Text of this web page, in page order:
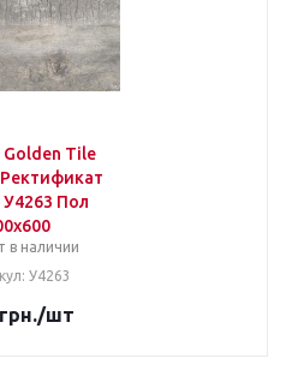
Golden Tile
Пол
в наличии
У4263
/шт